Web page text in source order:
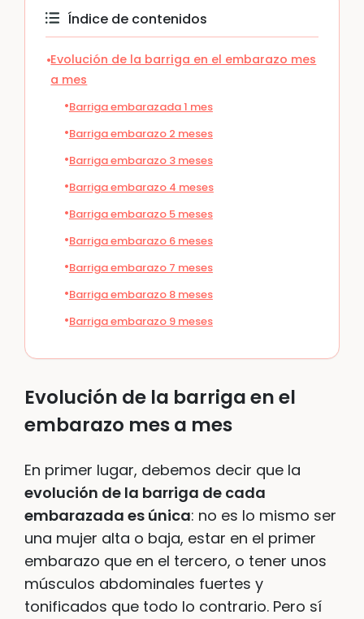
Índice de contenidos
Evolución de la barriga en el embarazo mes
a mes
Barriga embarazada 1 mes
Barriga embarazo 2 meses
Barriga embarazo 3 meses
Barriga embarazo 4 meses
Barriga embarazo 5 meses
Barriga embarazo 6 meses
Barriga embarazo 7 meses
Barriga embarazo 8 meses
Barriga embarazo 9 meses
Evolución de la barriga en el
embarazo mes a mes
En primer lugar, debemos decir que la
evolución de la barriga de cada
embarazada es única: no es lo mismo ser
una mujer alta o baja, estar en el primer
embarazo que en el tercero, o tener unos
músculos abdominales fuertes y
tonificados que todo lo contrario. Pero sí